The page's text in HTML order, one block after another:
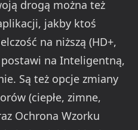
drogą można też
jakby ktoś
na niższą (HD+,
na Inteligentną,
Są też opcje zmiany
(ciepłe, zimne,
Ochrona Wzorku